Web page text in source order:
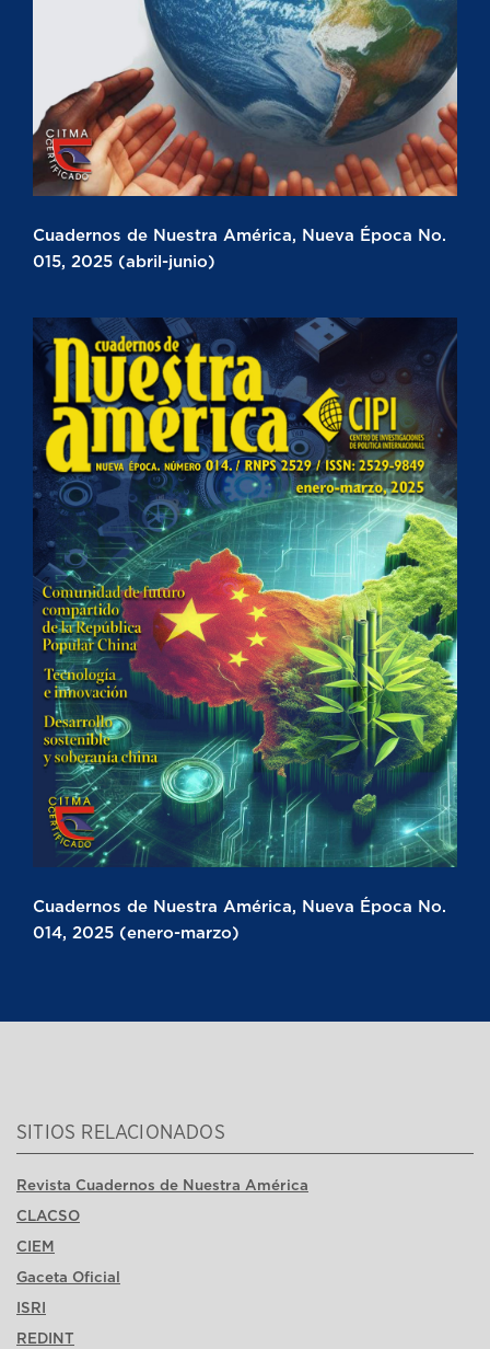
Cuadernos de Nuestra América, Nueva Época No.
015, 2025 (abril-junio)
Cuadernos de Nuestra América, Nueva Época No.
014, 2025 (enero-marzo)
SITIOS RELACIONADOS
Revista Cuadernos de Nuestra América
CLACSO
CIEM
Gaceta Oficial
ISRI
REDINT